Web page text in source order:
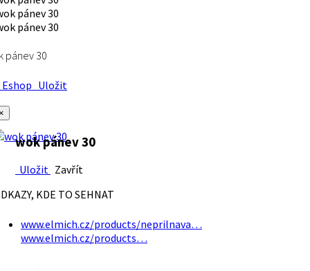
pánev 30
Uložit
wok pánev 30
Uložit Zavřít
KDE TO SEHNAT
www.elmich.cz/products/neprilnava…
www.elmich.cz/products…